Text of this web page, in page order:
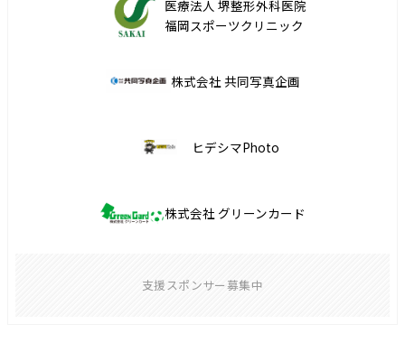
医療法人 堺整形外科医院
福岡スポーツクリニック
株式会社 共同写真企画
ヒデシマPhoto
株式会社 グリーンカード
支援スポンサー募集中